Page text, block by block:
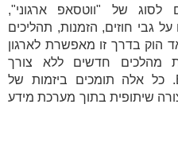
לסוג של "ווטסאפ ארגוני",
על גבי חוזים, הזמנות, תהליכים
הוק בדרך זו מאפשרת לארגון
מהלכים חדשים ללא צורך
בהתאמה של מערכת ה-ERP. כל אלה תומכים ביזמות של
שיתופית בתוך מערכת מידע